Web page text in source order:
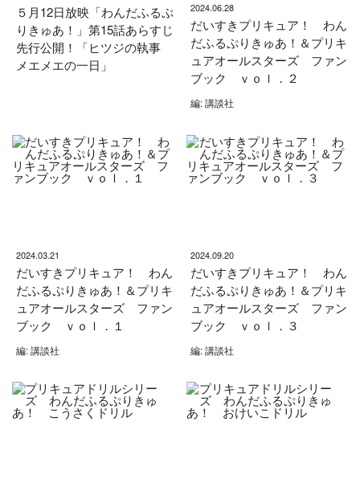
５月12日放映「わんだふるぷ
りきゅあ！」第15話あらすじ
先行公開！「ヒツジの執事
メエメエの一日」
2024.06.28
だいすきプリキュア！ わん
だふるぷりきゅあ！＆プリキ
ュアオールスターズ ファン
ブック ｖｏｌ．２
編: 講談社
2024.03.21
だいすきプリキュア！ わん
だふるぷりきゅあ！＆プリキ
ュアオールスターズ ファン
ブック ｖｏｌ．１
編: 講談社
2024.09.20
だいすきプリキュア！ わん
だふるぷりきゅあ！＆プリキ
ュアオールスターズ ファン
ブック ｖｏｌ．３
編: 講談社